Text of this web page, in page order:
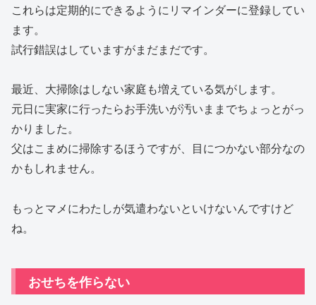
これらは定期的にできるようにリマインダーに登録してい
ます。
試行錯誤はしていますがまだまだです。
最近、大掃除はしない家庭も増えている気がします。
元日に実家に行ったらお手洗いが汚いままでちょっとがっ
かりました。
父はこまめに掃除するほうですが、目につかない部分なの
かもしれません。
もっとマメにわたしが気遣わないといけないんですけど
ね。
おせちを作らない